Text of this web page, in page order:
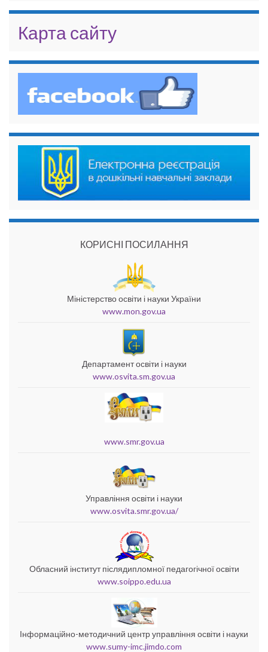
Карта сайту
КОРИСНІ ПОСИЛАННЯ
Міністерство освіти і науки України
www.mon.gov.ua
Департамент освіти і науки
www.osvita.sm.gov.ua
www.smr.gov.ua
Управління освіти і науки
www.osvita.smr.gov.ua/
Обласний інститут післядипломної педагогічної освіти
www.soippo.edu.ua
Інформаційно-методичний центр управління освіти і науки
www.sumy-imc.jimdo.com